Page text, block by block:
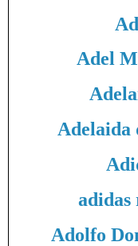
Adel
Adelaida
Adolfo